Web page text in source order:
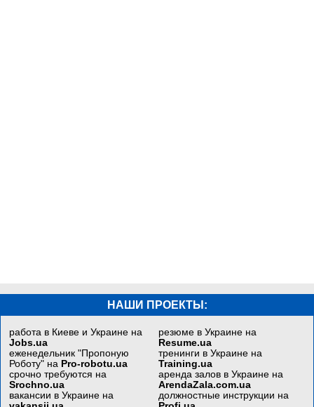
НАШИ ПРОЕКТЫ:
работа в Киеве и Украине на
Jobs.ua
еженедельник "Пропоную
Роботу" на Pro-robotu.ua
срочно требуются на
Srochno.ua
вакансии в Украине на
резюме в Украине на
Resume.ua
тренинги в Украине на
Training.ua
аренда залов в Украине на
ArendaZala.com.ua
должностные инструкции на